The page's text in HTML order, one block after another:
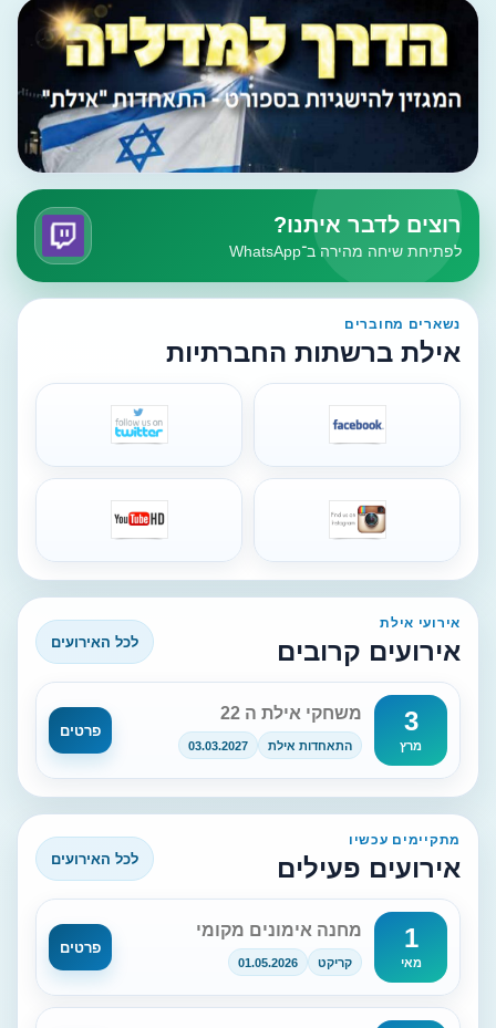
רוצים לדבר איתנו?
לפתיחת שיחה מהירה ב־WhatsApp
נשארים מחוברים
אילת ברשתות החברתיות
אירועי אילת
אירועים קרובים לכל האירועים
3
מרץ
משחקי אילת ה 22
התאחדות אילת 03.03.2027
פרטים
מתקיימים עכשיו
אירועים פעילים לכל האירועים
1
מאי
מחנה אימונים מקומי
קריקט 01.05.2026
פרטים